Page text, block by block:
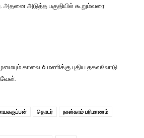
அதனை அடுத்த பகுதியில் கூறும்வரை
காலை 6 மணிக்கு புதிய தகவலோடு
தொடர்
நான்காம் பரிமாணம்